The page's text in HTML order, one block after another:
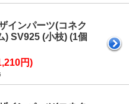
インパーツ(コネク
) SV925 (小枝) (1個
円)